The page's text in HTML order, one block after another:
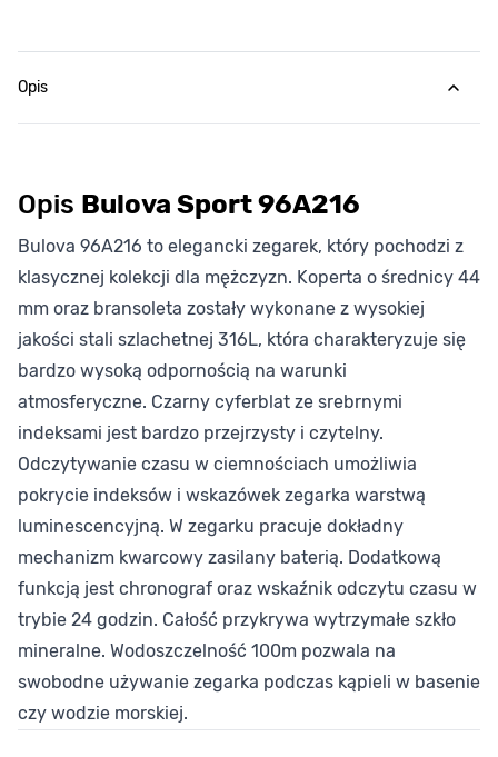
Opis
Opis Bulova Sport 96A216
Bulova 96A216 to elegancki zegarek, który pochodzi z
klasycznej kolekcji dla mężczyzn. Koperta o średnicy 44
mm oraz bransoleta zostały wykonane z wysokiej
jakości stali szlachetnej 316L, która charakteryzuje się
bardzo wysoką odpornością na warunki
atmosferyczne. Czarny cyferblat ze srebrnymi
indeksami jest bardzo przejrzysty i czytelny.
Odczytywanie czasu w ciemnościach umożliwia
pokrycie indeksów i wskazówek zegarka warstwą
luminescencyjną. W zegarku pracuje dokładny
mechanizm kwarcowy zasilany baterią. Dodatkową
funkcją jest chronograf oraz wskaźnik odczytu czasu w
trybie 24 godzin. Całość przykrywa wytrzymałe szkło
mineralne. Wodoszczelność 100m pozwala na
swobodne używanie zegarka podczas kąpieli w basenie
czy wodzie morskiej.